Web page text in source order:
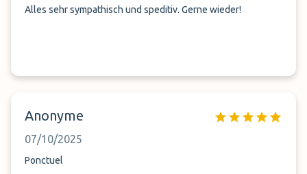
wir sicher nie mehr buchen.
Alles sehr sympathisch und speditiv. Gerne wieder!
Anonyme
07/10/2025
Ponctuel